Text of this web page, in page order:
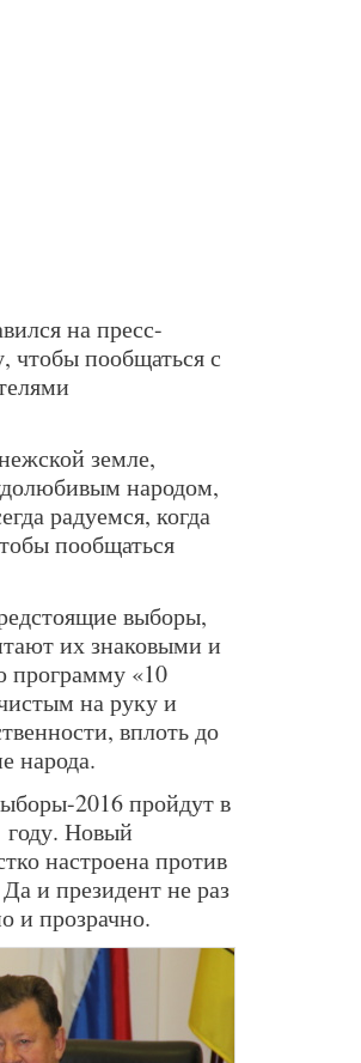
на пресс-
пообщаться с
земле,
народом,
радуемся, когда
пообщаться
выборы,
их знаковыми и
программу «10
на руку и
вплоть до
народа.
2016 пройдут в
году. Новый
настроена против
и президент не раз
и прозрачно.